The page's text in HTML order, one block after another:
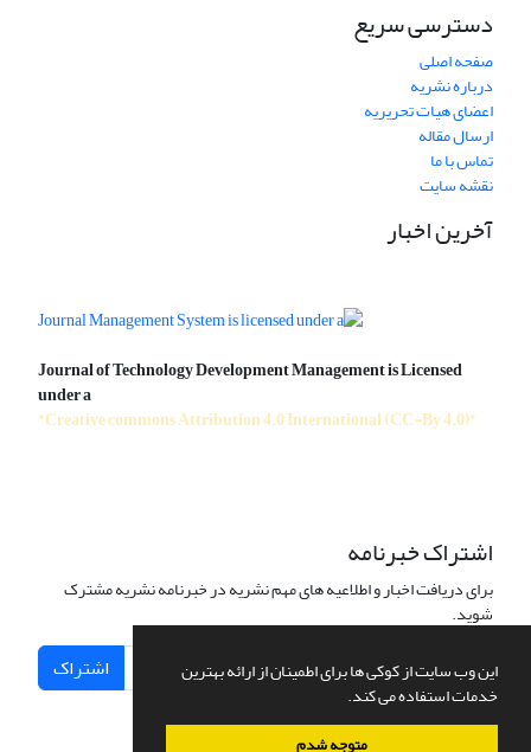
این وب سایت از کوکی ها برای اطمینان از ارائه بهترین
خدمات استفاده می کند.
متوجه شدم
دسترسی سریع
صفحه اصلی
درباره نشریه
اعضای هیات تحریریه
ارسال مقاله
تماس با ما
نقشه سایت
آخرین اخبار
Journal of Technology Development Management is Licensed
under a
"Creative commons Attribution 4.0 International (CC-By 4.0)"
اشتراک خبرنامه
برای دریافت اخبار و اطلاعیه های مهم نشریه در خبرنامه نشریه مشترک
شوید.
اشتراک